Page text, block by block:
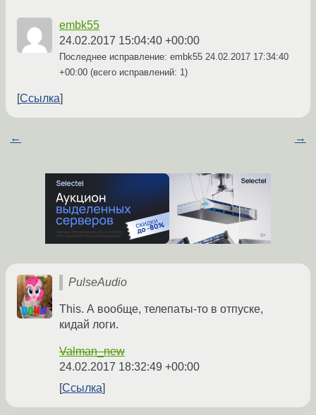
embk55
24.02.2017 15:04:40 +00:00
Последнее исправление: embk55 24.02.2017 17:34:40
+00:00 (всего исправлений: 1)
Ссылка
← →
PulseAudio
This. А вообще, телепаты-то в отпуске,
кидай логи.
Valman_new
24.02.2017 18:32:49 +00:00
Ссылка